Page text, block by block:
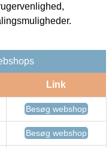
Link
Besøg webshop
Besøg webshop